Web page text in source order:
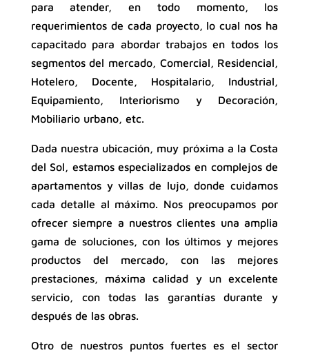
para atender, en todo momento, los
requerimientos de cada proyecto, lo cual nos ha
capacitado para abordar trabajos en todos los
segmentos del mercado, Comercial, Residencial,
Hotelero, Docente, Hospitalario, Industrial,
Equipamiento, Interiorismo y Decoración,
Mobiliario urbano, etc.
Dada nuestra ubicación, muy próxima a la Costa
del Sol, estamos especializados en complejos de
apartamentos y villas de lujo, donde cuidamos
cada detalle al máximo. Nos preocupamos por
ofrecer siempre a nuestros clientes una amplia
gama de soluciones, con los últimos y mejores
productos del mercado, con las mejores
prestaciones, máxima calidad y un excelente
servicio, con todas las garantías durante y
después de las obras.
Otro de nuestros puntos fuertes es el sector